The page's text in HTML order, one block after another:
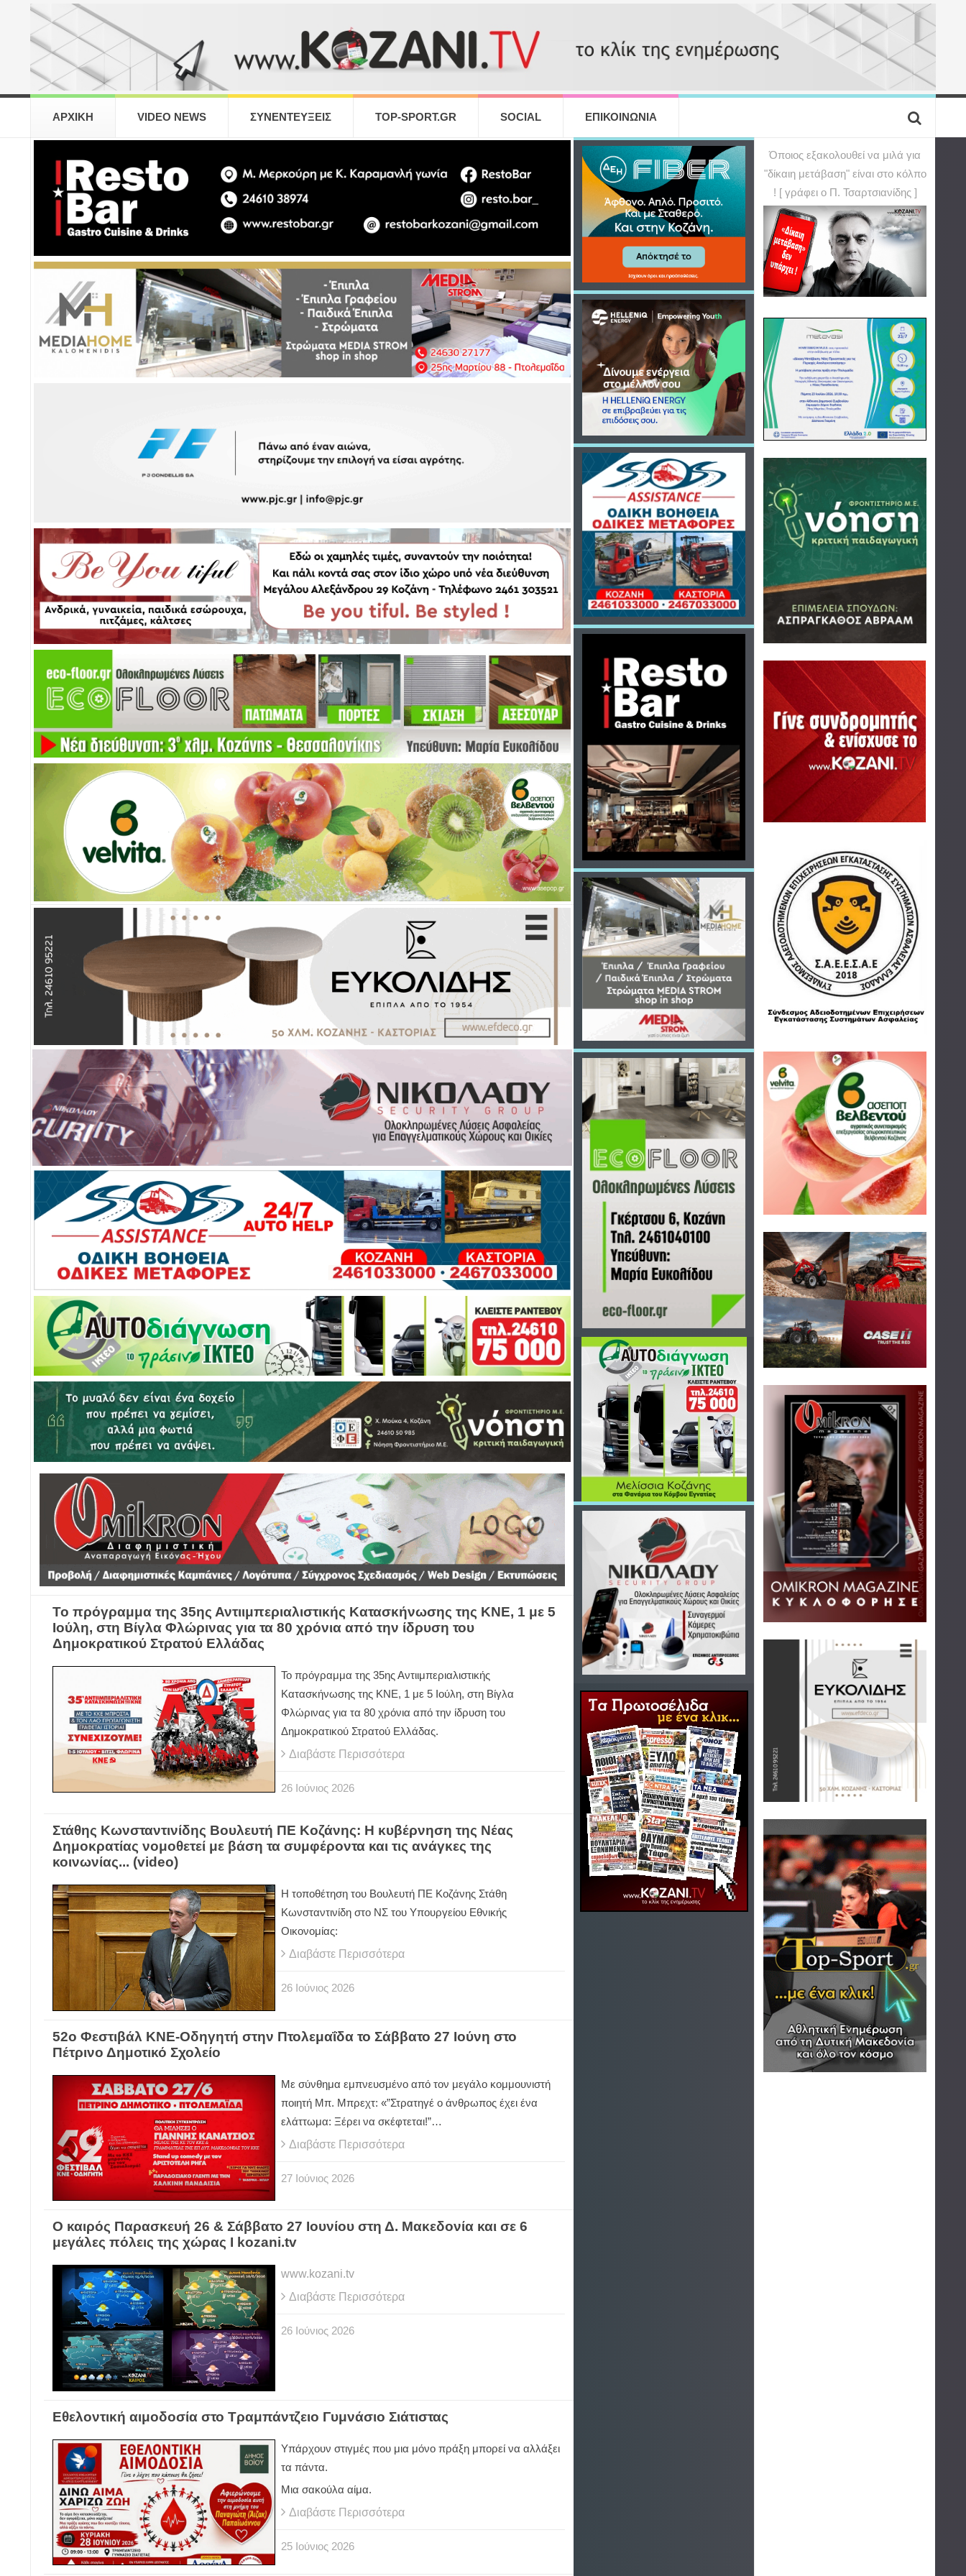
ΑΡΧΙΚΗ VIDEO NEWS ΣΥΝΕΝΤΕΥΞΕΙΣ TOP-SPORT.GR SOCIAL ΕΠΙΚΟΙΝΩΝΙΑ
Το πρόγραμμα της 35ης Αντιιμπεριαλιστικής Κατασκήνωσης της ΚΝΕ, 1 με 5
Ιούλη, στη Βίγλα Φλώρινας για τα 80 χρόνια από την ίδρυση του
Δημοκρατικού Στρατού Ελλάδας
Το πρόγραμμα της 35ης Αντιιμπεριαλιστικής
Κατασκήνωσης της ΚΝΕ, 1 με 5 Ιούλη, στη Βίγλα
Φλώρινας για τα 80 χρόνια από την ίδρυση του
Δημοκρατικού Στρατού Ελλάδας.
Διαβάστε Περισσότερα
26 Ιούνιος 2026
Στάθης Κωνσταντινίδης Βουλευτή ΠΕ Κοζάνης: Η κυβέρνηση της Νέας
Δημοκρατίας νομοθετεί με βάση τα συμφέροντα και τις ανάγκες της
κοινωνίας... (video)
Η τοποθέτηση του Βουλευτή ΠΕ Κοζάνης Στάθη
Κωνσταντινίδη στο ΝΣ του Υπουργείου Εθνικής
Οικονομίας:
Διαβάστε Περισσότερα
26 Ιούνιος 2026
52ο Φεστιβάλ ΚΝΕ-Οδηγητή στην Πτολεμαΐδα το Σάββατο 27 Ιούνη στο
Πέτρινο Δημοτικό Σχολείο
Με σύνθημα εμπνευσμένο από τον μεγάλο κομμουνιστή
ποιητή Μπ. Μπρεχτ: «”Στρατηγέ ο άνθρωπος έχει ένα
ελάττωμα: Ξέρει να σκέφτεται!”…
Διαβάστε Περισσότερα
27 Ιούνιος 2026
Ο καιρός Παρασκευή 26 & Σάββατο 27 Ιουνίου στη Δ. Μακεδονία και σε 6
μεγάλες πόλεις της χώρας Ι kozani.tv
www.kozani.tv
Διαβάστε Περισσότερα
26 Ιούνιος 2026
Εθελοντική αιμοδοσία στο Τραμπάντζειο Γυμνάσιο Σιάτιστας
Υπάρχουν στιγμές που μια μόνο πράξη μπορεί να αλλάξει
τα πάντα.
Μια σακούλα αίμα.
Διαβάστε Περισσότερα
25 Ιούνιος 2026
Όποιος εξακολουθεί να μιλά για
"δίκαιη μετάβαση" είναι στο κόλπο
! [ γράφει ο Π. Τσαρτσιανίδης ]